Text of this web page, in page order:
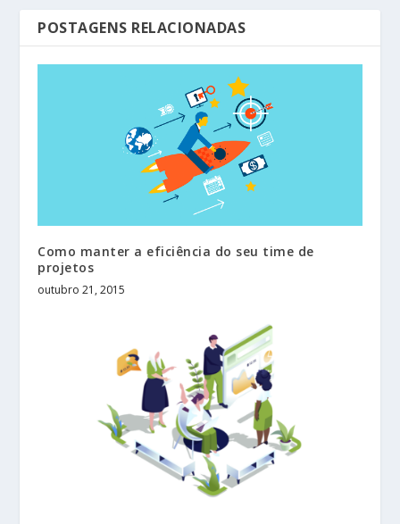
POSTAGENS RELACIONADAS
Como manter a eficiência do seu time de
projetos
outubro 21, 2015